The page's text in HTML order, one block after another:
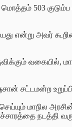
503
அவர்
வகையில்,
சட்டமன்ற
மாநில
நடத்தி